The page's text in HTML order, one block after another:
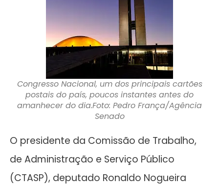
Congresso Nacional, um dos principais cartões
postais do país, poucos instantes antes do
amanhecer do dia.Foto: Pedro França/Agência
Senado
O presidente da Comissão de Trabalho,
de Administração e Serviço Público
(CTASP), deputado Ronaldo Nogueira